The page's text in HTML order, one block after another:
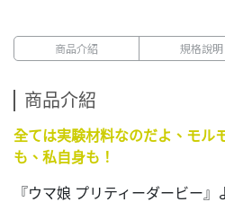
商品介紹 規格說明
商品介紹
全ては実験材料なのだよ、モル
も、私自身も！
『ウマ娘 プリティーダービー